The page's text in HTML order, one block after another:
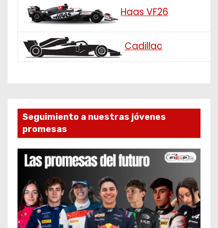
Haas VF26
Cadillac
Seguimiento a nuestras jóvenes
promesas